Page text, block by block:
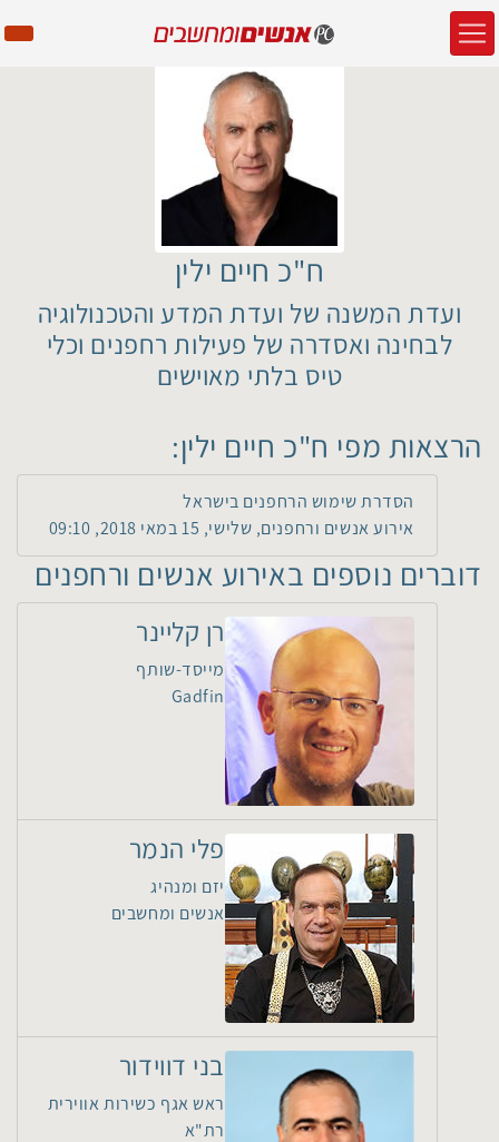
ח"כ חיים ילין
ועדת המשנה של ועדת המדע והטכנולוגיה
לבחינה ואסדרה של פעילות רחפנים וכלי
טיס בלתי מאוישים
הרצאות מפי ח"כ חיים ילין:
הסדרת שימוש הרחפנים בישראל
אירוע אנשים ורחפנים, שלישי, 15 במאי 2018, 09:10
דוברים נוספים באירוע אנשים ורחפנים
רן קליינר
מייסד-שותף
Gadfin
פלי הנמר
יזם ומנהיג
אנשים ומחשבים
בני דווידור
ראש אגף כשירות אווירית
רת"א